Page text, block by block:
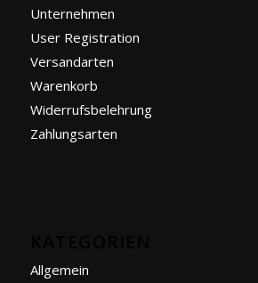
Unternehmen
User Registration
Versandarten
Warenkorb
Widerrufsbelehrung
Zahlungsarten
Allgemein